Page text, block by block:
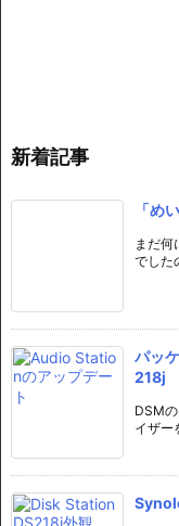
新着記事
「め
まだ何
でした
パッ
218j
DSM
イザー